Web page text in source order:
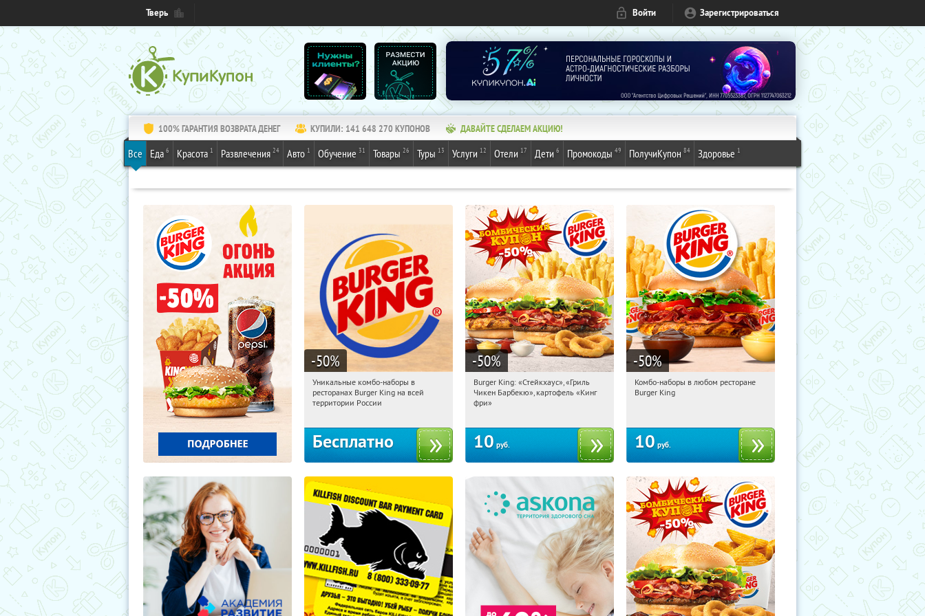
Тверь Войти Зарегистрироваться
100% ГАРАНТИЯ ВОЗВРАТА ДЕНЕГ КУПИЛИ: 141 648 270КУПОНОВ ДАВАЙТЕ СДЕЛАЕМ АКЦИЮ!
Все Еда 6 Красота 1 Развлечения 24 Авто 1 Обучение 31 Товары 26 Туры 13 Услуги 12 Отели 17 Дети 6 Промокоды 49 ПолучиКупон 84 Здоровье 1
-50%
04:45:23 Получили:
Россия
Уникальные комбо-наборы в
ресторанах Burger King на всей
территории России
Бесплатно
-50%
04:45:23 Купили:18007
Екатеринбург
Burger King: «Стейкхаус», «Гриль
Чикен Барбекю», картофель «Кинг
фри»
10 руб.
-50%
04:45:23 Купили:12911
Комбо-наборы в любом ресторане
Burger King
10 руб.